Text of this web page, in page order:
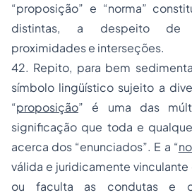
“proposição” e “norma”
distintas, a despeito de
proximidades e interseções.
42. Repito, para bem
símbolo lingüístico sujeito a
“proposição” é uma das
significação que toda e
acerca dos “enunciados”. E a “
válida e juridicamente
ou faculta as condutas e